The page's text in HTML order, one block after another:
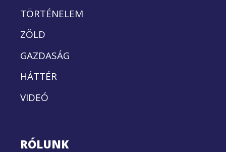
TÖRTÉNELEM
ZÖLD
GAZDASÁG
HÁTTÉR
VIDEÓ
RÓLUNK